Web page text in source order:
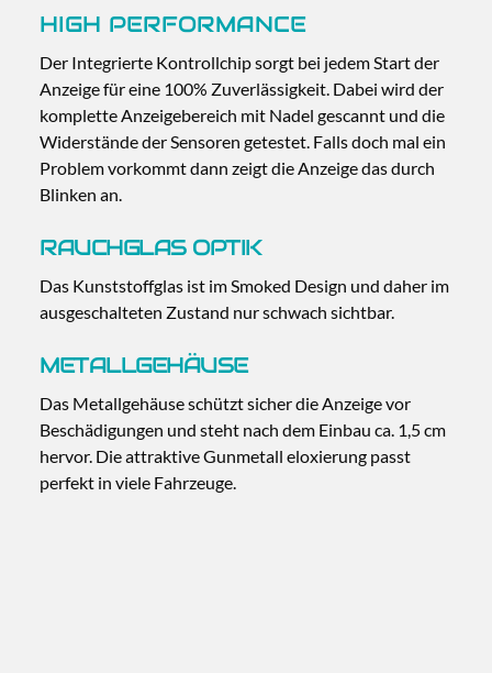
HIGH PERFORMANCE
Der Integrierte Kontrollchip sorgt bei jedem Start der
Anzeige für eine 100% Zuverlässigkeit. Dabei wird der
komplette Anzeigebereich mit Nadel gescannt und die
Widerstände der Sensoren getestet. Falls doch mal ein
Problem vorkommt dann zeigt die Anzeige das durch
Blinken an.
RAUCHGLAS OPTIK
Das Kunststoffglas ist im Smoked Design und daher im
ausgeschalteten Zustand nur schwach sichtbar.
METALLGEHÄUSE
Das Metallgehäuse schützt sicher die Anzeige vor
Beschädigungen und steht nach dem Einbau ca. 1,5 cm
hervor. Die attraktive Gunmetall eloxierung passt
perfekt in viele Fahrzeuge.